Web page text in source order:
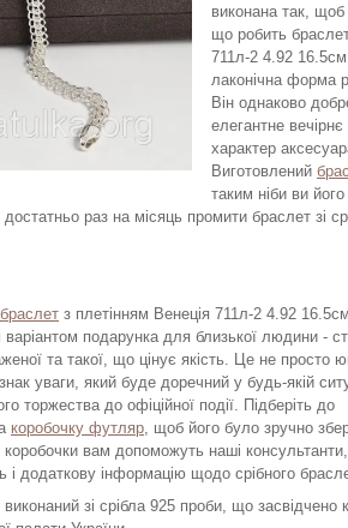
виконана так, щоб
що робить
711л-2 4.92
лаконічна форма
Він однаково
елегантне
характер
Виготовлений
таким ніби ви
достатньо раз на місяць промити браслет зі
з плетінням Венеція 711л-2 4.92
подарунка для близької людини -
та такої, що цінує якість. Це не просто
уваги, який буде доречний у будь-якій
торжества до офіційної події. Підберіть до
коробочку футляр , щоб його було зручно
коробочки вам допоможуть наші
і додаткову інформацію щодо срібного
зі срібла 925 проби, що засвідчено